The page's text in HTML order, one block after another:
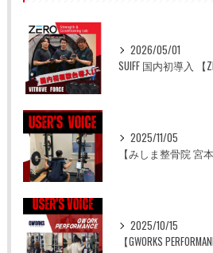
2026/05/01
2025/11/05
【みしま整骨院 宮
2025/10/15
【GWORKS